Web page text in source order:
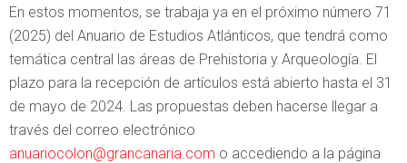
En estos momentos, se trabaja ya en el próximo número 71
(2025) del Anuario de Estudios Atlánticos, que tendrá como
temática central las áreas de Prehistoria y Arqueología. El
plazo para la recepción de artículos está abierto hasta el 31
de mayo de 2024. Las propuestas deben hacerse llegar a
través del correo electrónico
anuariocolon@grancanaria.com o accediendo a la página